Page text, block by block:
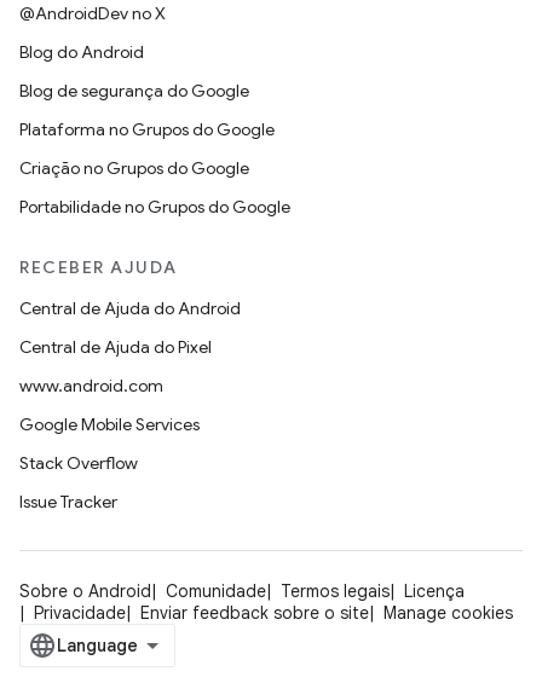
@AndroidDev no X
Blog do Android
Blog de segurança do Google
Plataforma no Grupos do Google
Criação no Grupos do Google
Portabilidade no Grupos do Google
RECEBER AJUDA
Central de Ajuda do Android
Central de Ajuda do Pixel
www.android.com
Google Mobile Services
Stack Overflow
Issue Tracker
Sobre o Android Comunidade Termos legais
Licença
Privacidade
Enviar feedback sobre o site Manage cookies